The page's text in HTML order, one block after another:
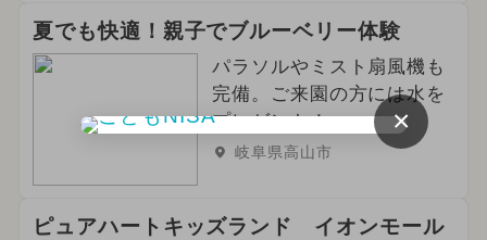
夏でも快適！親子でブルーベリー体験
パラソルやミスト扇風機も
完備。ご来園の方には水を
プレゼント！
岐阜県高山市
ピュアハートキッズランド イオンモール
×